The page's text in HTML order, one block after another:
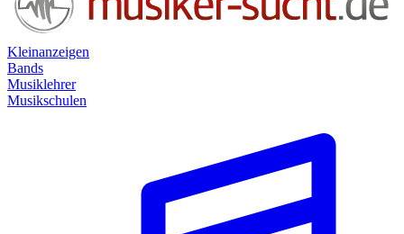
Kleinanzeigen
Bands
Musiklehrer
Musikschulen